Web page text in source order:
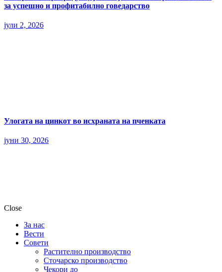
за успешно и профитабилно говедарство
јули 2, 2026
Улогата на цинкот во исхраната на пченката
јуни 30, 2026
Close
За нас
Вести
Совети
Растително производство
Сточарско производство
Чекори до